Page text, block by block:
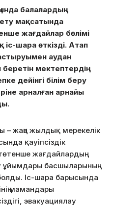
балалардың
ету мақсатында
жағдайлар бөлімі
шара өткізді. Атап
аудан
мектептердің
дейінгі білім беру
арналған арнайы
– жаңа жылдық мерекелік
қауіпсіздік
жағдайлардың
ұйымдары басшыларының
Іс-шара барысында
мамандары
эвакуациялау